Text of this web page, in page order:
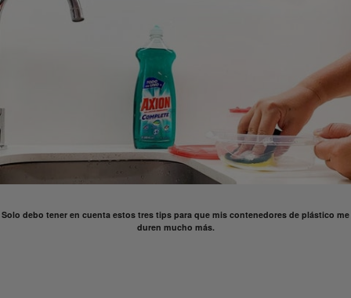
Solo debo tener en cuenta estos tres tips para que mis contenedores de plástico me
duren mucho más.